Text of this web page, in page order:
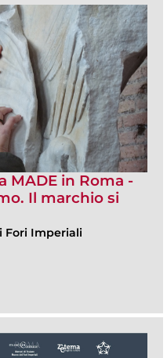
MADE in Roma -
Il marchio si
Fori Imperiali